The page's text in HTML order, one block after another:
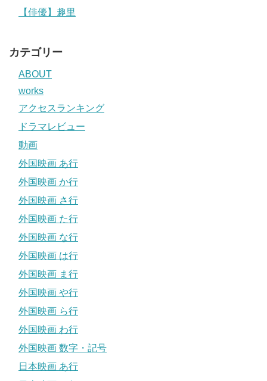
【俳優】趣里
カテゴリー
ABOUT
works
アクセスランキング
ドラマレビュー
動画
外国映画 あ行
外国映画 か行
外国映画 さ行
外国映画 た行
外国映画 な行
外国映画 は行
外国映画 ま行
外国映画 や行
外国映画 ら行
外国映画 わ行
外国映画 数字・記号
日本映画 あ行